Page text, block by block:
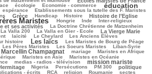
écologie Economie - commerce éducation
espérance Etablissements sous la tutelle des F. Maristes
Grèce Handicap Histoire Histoire de l’Eglise
Maristes Hongrie Inde Inter-religieux
et ses activités La Doctrine Chrétienne de Matzenheim
La Valla 200 La Valla en Gier - Ecole La Vierge Marie
laïcité Le Cheylard Les Anciens Elèves
histoire
Les laïcs Les Maristes de Bourg de Péage
Les Pères Maristes Les Soeurs Maristes Liban-Syrie
Marcellin Champagnat mariage Maristes en Afrique
Maristes en Asie Maristes en Océanie
medias - radios - télévision mission mariste
Nigeria Persécutions PM 300 politique
- écrits RCA religion Roumanie sectes